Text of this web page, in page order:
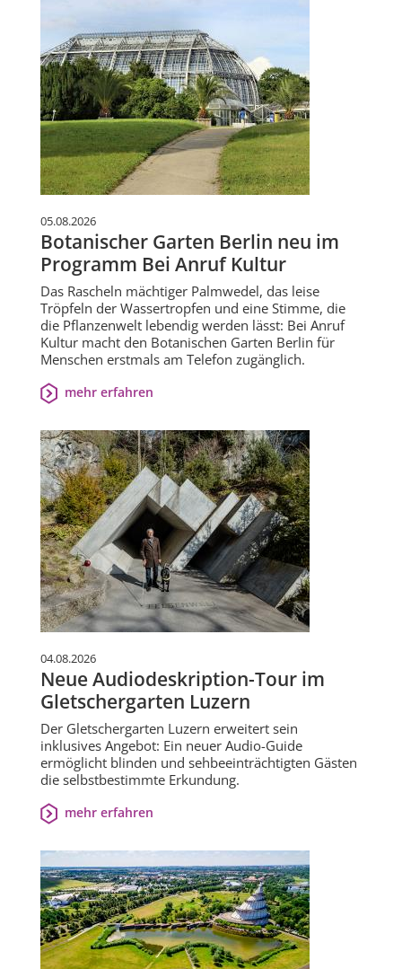
05.08.2026
Botanischer Garten Berlin neu im
Programm Bei Anruf Kultur
Das Rascheln mächtiger Palmwedel, das leise
Tröpfeln der Wassertropfen und eine Stimme, die
die Pflanzenwelt lebendig werden lässt: Bei Anruf
Kultur macht den Botanischen Garten Berlin für
Menschen erstmals am Telefon zugänglich.
mehr erfahren
04.08.2026
Neue Audiodeskription-Tour im
Gletschergarten Luzern
Der Gletschergarten Luzern erweitert sein
inklusives Angebot: Ein neuer Audio-Guide
ermöglicht blinden und sehbeeinträchtigten Gästen
die selbstbestimmte Erkundung.
mehr erfahren